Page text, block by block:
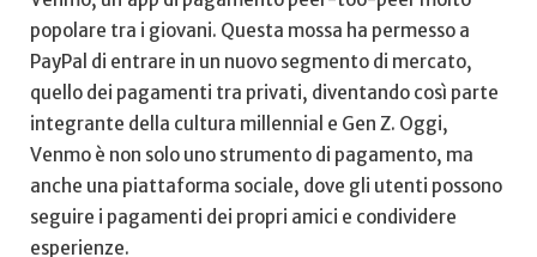
‌popolare⁤ tra i giovani. Questa mossa ha⁤ permesso a
PayPal di entrare in un nuovo segmento di mercato,
quello ​dei pagamenti tra privati, ⁢diventando così parte
integrante ​della cultura millennial e Gen Z. ‌Oggi,
Venmo è non solo uno ⁢strumento di ​pagamento, ‍ma
anche una⁢ piattaforma sociale, dove gli utenti possono
seguire i pagamenti dei propri ‍amici e condividere
esperienze.